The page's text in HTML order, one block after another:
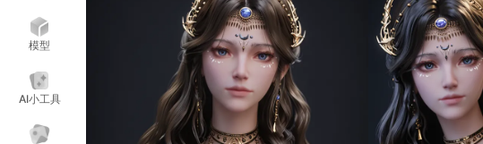
模型
AI小工具